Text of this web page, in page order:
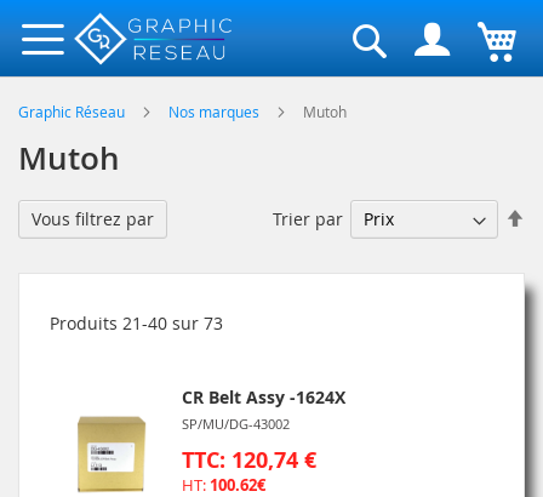
Rechercher
Graphic Réseau Nos marques Mutoh
Mutoh
Produits 21-40 sur 73
Trier par
CR Belt Assy -1624X
SP/MU/DG-43002
TTC: 120,74 €
HT: 100.62€
Vous filtrez par